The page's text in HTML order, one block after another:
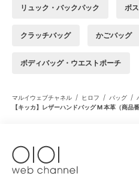
リュック・バックパック ボ
クラッチバッグ かごバッグ
ボディバッグ・ウエストポーチ
マルイウェブチャネル / ヒロフ / バッグ /
【キッカ】レザーハンドバッグ M 本革（商品